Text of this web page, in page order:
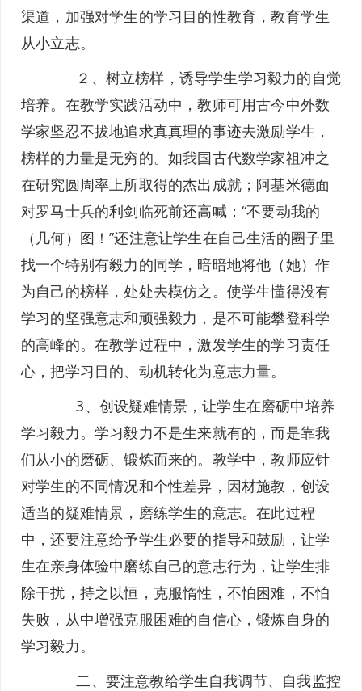
渠道，加强对学生的学习目的性教育，教育学生
从小立志。
２、树立榜样，诱导学生学习毅力的自觉
培养。在教学实践活动中，教师可用古今中外数
学家坚忍不拔地追求真真理的事迹去激励学生，
榜样的力量是无穷的。如我国古代数学家祖冲之
在研究圆周率上所取得的杰出成就；阿基米德面
对罗马士兵的利剑临死前还高喊：“不要动我的
（几何）图！”还注意让学生在自己生活的圈子里
找一个特别有毅力的同学，暗暗地将他（她）作
为自己的榜样，处处去模仿之。使学生懂得没有
学习的坚强意志和顽强毅力，是不可能攀登科学
的高峰的。在教学过程中，激发学生的学习责任
心，把学习目的、动机转化为意志力量。
3、创设疑难情景，让学生在磨砺中培养
学习毅力。学习毅力不是生来就有的，而是靠我
们从小的磨砺、锻炼而来的。教学中，教师应针
对学生的不同情况和个性差异，因材施教，创设
适当的疑难情景，磨练学生的意志。在此过程
中，还要注意给予学生必要的指导和鼓励，让学
生在亲身体验中磨练自己的意志行为，让学生排
除干扰，持之以恒，克服惰性，不怕困难，不怕
失败，从中增强克服困难的自信心，锻炼自身的
学习毅力。
二、要注意教给学生自我调节、自我监控